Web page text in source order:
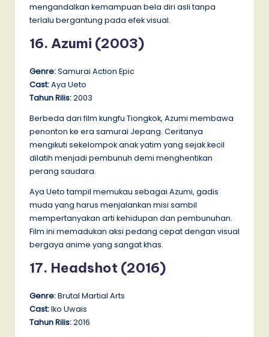
mengandalkan kemampuan bela diri asli tanpa
terlalu bergantung pada efek visual.
16. Azumi (2003)
Genre:Samurai Action Epic
Cast:Aya Ueto
Tahun Rilis:2003
Berbeda dari film kungfu Tiongkok, Azumi membawa
penonton ke era samurai Jepang. Ceritanya
mengikuti sekelompok anak yatim yang sejak kecil
dilatih menjadi pembunuh demi menghentikan
perang saudara.
Aya Ueto tampil memukau sebagai Azumi, gadis
muda yang harus menjalankan misi sambil
mempertanyakan arti kehidupan dan pembunuhan.
Film ini memadukan aksi pedang cepat dengan visual
bergaya anime yang sangat khas.
17. Headshot (2016)
Genre:Brutal Martial Arts
Cast:Iko Uwais
Tahun Rilis:2016